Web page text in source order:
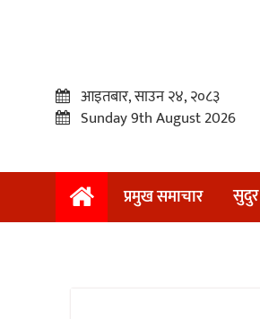
प्रमुख
आइतबार, साउन २४, २०८३
Sunday 9th August 2026
प्रमुख समाचार सुदुर